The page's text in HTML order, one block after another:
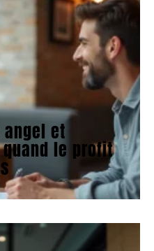
angel et
le profit